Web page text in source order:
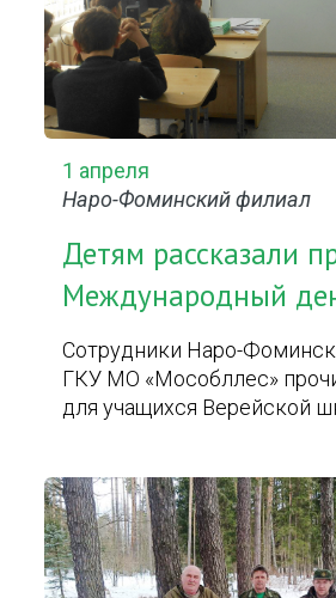
1 апреля
Наро-Фоминский филиал
Детям рассказали
Международный
Сотрудники Наро-
ГКУ МО «Мособллес»
для учащихся Верейской